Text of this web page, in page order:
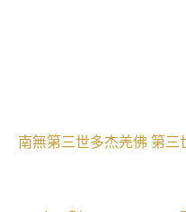
南無第三世多杰羌佛 第三